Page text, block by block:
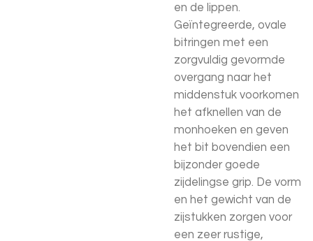
en de lippen.
Geïntegreerde, ovale
bitringen met een
zorgvuldig gevormde
overgang naar het
middenstuk voorkomen
het afknellen van de
monhoeken en geven
het bit bovendien een
bijzonder goede
zijdelingse grip. De vorm
en het gewicht van de
zijstukken zorgen voor
een zeer rustige,